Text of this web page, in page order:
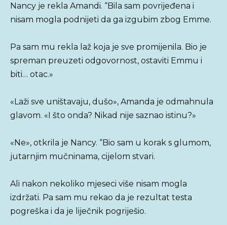
Nancy je rekla Amandi. “Bila sam povrijeđena i
nisam mogla podnijeti da ga izgubim zbog Emme.
Pa sam mu rekla laž koja je sve promijenila. Bio je
spreman preuzeti odgovornost, ostaviti Emmu i
biti… otac.»
«Laži sve uništavaju, dušo», Amanda je odmahnula
glavom. «I što onda? Nikad nije saznao istinu?»
«Ne», otkrila je Nancy. “Bio sam u korak s glumom,
jutarnjim mučninama, cijelom stvari.
Ali nakon nekoliko mjeseci više nisam mogla
izdržati. Pa sam mu rekao da je rezultat testa
pogreška i da je liječnik pogriješio.